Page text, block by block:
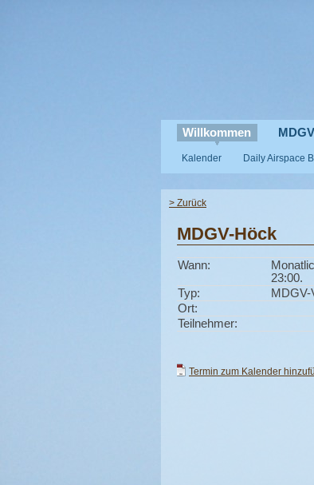
Willkommen
Kalender Daily Airspace
> Zurück
MDGV-Höck
Wann:
23:00.
Typ:
MDGV-
Ort:
Teilnehmer:
Termin zum Kalender